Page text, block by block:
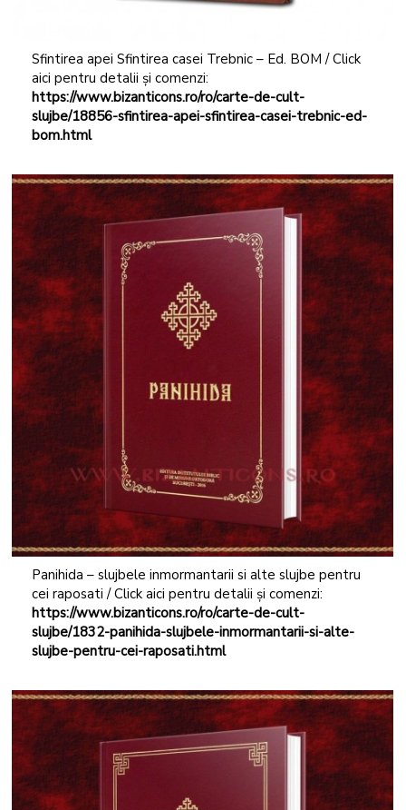
Sfintirea apei Sfintirea casei Trebnic – Ed. BOM / Click
aici pentru detalii și comenzi:
https://www.bizanticons.ro/ro/carte-de-cult-
slujbe/18856-sfintirea-apei-sfintirea-casei-trebnic-ed-
bom.html
Panihida – slujbele inmormantarii si alte slujbe pentru
cei raposati / Click aici pentru detalii și comenzi:
https://www.bizanticons.ro/ro/carte-de-cult-
slujbe/1832-panihida-slujbele-inmormantarii-si-alte-
slujbe-pentru-cei-raposati.html